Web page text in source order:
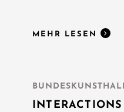
MEHR LESEN
INTERACTIONS